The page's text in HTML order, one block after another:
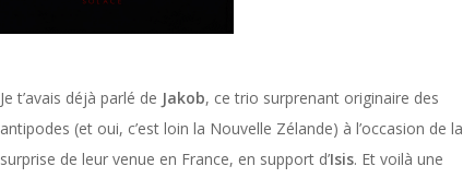
Je t’avais déjà parlé de Jakob, ce trio surprenant originaire des
antipodes (et oui, c’est loin la Nouvelle Zélande) à l’occasion de la
surprise de leur venue en France, en support d’Isis. Et voilà une